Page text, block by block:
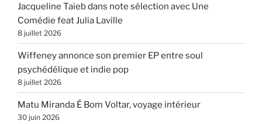
Jacqueline Taieb dans note sélection avec Une
Comédie feat Julia Laville
8 juillet 2026
Wiffeney annonce son premier EP entre soul
psychédélique et indie pop
8 juillet 2026
Matu Miranda É Bom Voltar, voyage intérieur
30 juin 2026